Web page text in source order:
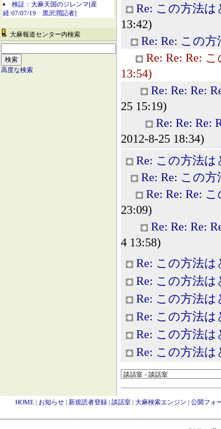
検証：大麻天国のジレンマ[産
経:07/07/19 黒沢潤記者]
大麻報道センター内検索
高度な検索
Re: この方法
13:42)
Re: Re: この
Re: Re: Re:
13:54)
Re: Re: Re:
25 15:19)
Re: Re: Re:
2012-8-25 18:34)
Re: この方法
Re: Re: この
Re: Re: Re:
23:09)
Re: Re: Re:
4 13:58)
Re: この方法
Re: この方法
Re: この方法
Re: この方法
Re: この方法
Re: この方法
HOME | お知らせ | 新規読者登録 | 談話室 | 大麻検索エンジン | 公開フォ